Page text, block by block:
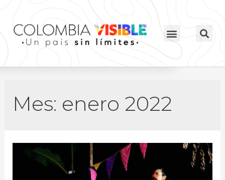
Mes: enero 2022